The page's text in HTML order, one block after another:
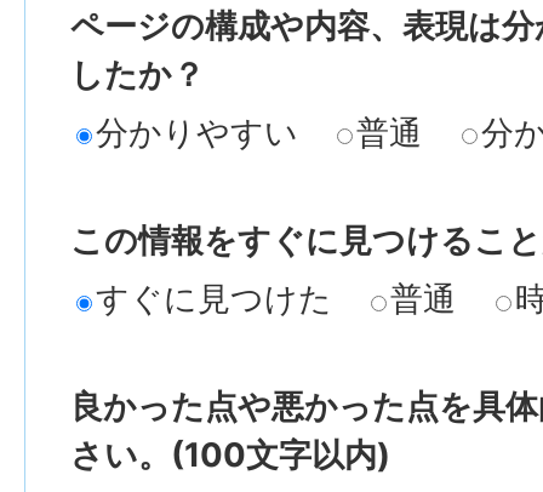
ページの構成や内容、表現は
したか？
分かりやすい
普通 分
この情報をすぐに見つけるこ
すぐに見つけた
普通
良かった点や悪かった点を具
さい。(100文字以内)